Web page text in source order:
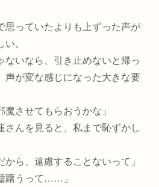
思っていたよりも上ずった声が
。
ないなら、引き止めないと帰っ
声が変な感じになった大きな要
魔させてもらおうかな」
さんを見ると、私まで恥ずかし
から、遠慮することないって」
躇うって……」